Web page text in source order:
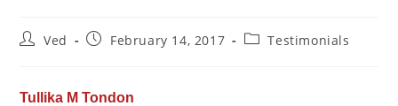
PostVed
PostFebruary 14, 2017
PostTestimonials
Tullika M Tondon